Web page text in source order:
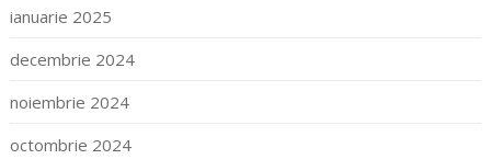
ianuarie 2025
decembrie 2024
noiembrie 2024
octombrie 2024